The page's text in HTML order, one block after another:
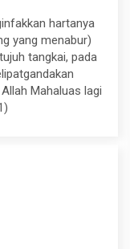
hartanya
yang menabur)
tangkai, pada
Mahaluas lagi